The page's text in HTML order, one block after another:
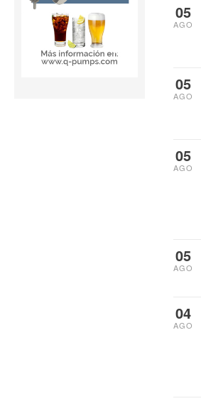
05
AGO
05
AGO
05
AGO
05
AGO
04
AGO